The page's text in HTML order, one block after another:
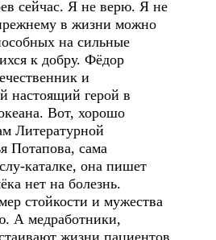
сейчас. Я не верю. Я не
в жизни можно
на сильные
к добру. Фёдор
и
настоящий герой в
Вот, хорошо
Литературной
Потапова, сама
каталке, она пишет
нет на болезнь.
стойкости и мужества
А медработники,
жизни пациентов